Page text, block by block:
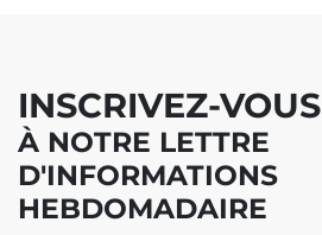
INSCRIVEZ-VOUS
À NOTRE LETTRE
D'INFORMATIONS
HEBDOMADAIRE